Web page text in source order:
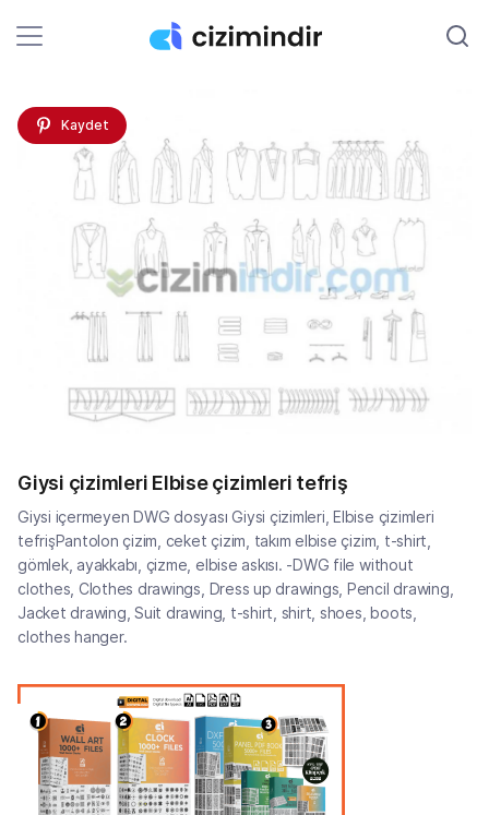
Kaydet
Giysi çizimleri Elbise çizimleri tefriş
Giysi içermeyen DWG dosyası Giysi çizimleri, Elbise çizimleri
tefrişPantolon çizim, ceket çizim, takım elbise çizim, t-shirt,
gömlek, ayakkabı, çizme, elbise askısı. -DWG file without
clothes, Clothes drawings, Dress up drawings, Pencil drawing,
Jacket drawing, Suit drawing, t-shirt, shirt, shoes, boots,
clothes hanger.